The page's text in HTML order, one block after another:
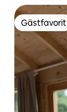
Gästfavorit
Gästfavorit